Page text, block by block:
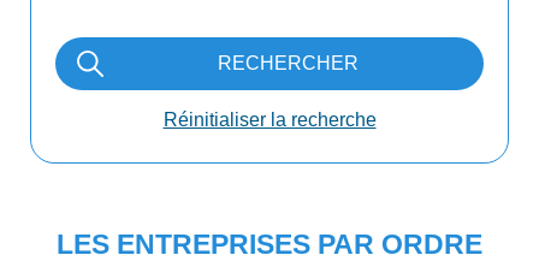
RECHERCHER
Réinitialiser la recherche
LES ENTREPRISES PAR ORDRE